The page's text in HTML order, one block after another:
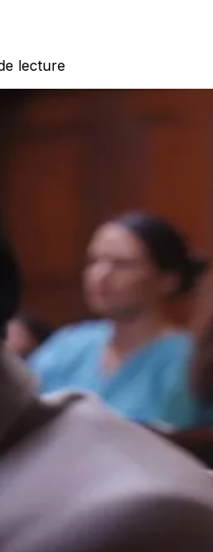
lecture